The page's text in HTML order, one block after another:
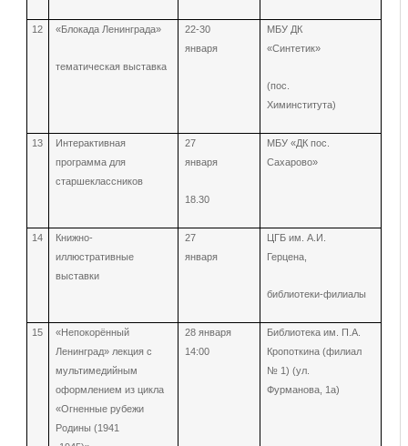
12 «Блокада Ленинграда»
тематическая выставка
22-30
января
МБУ ДК
«Синтетик»
(пос.
Химинститута)
13
Интерактивная
программа для
старшеклассников
27
января
18.30
МБУ «ДК пос.
Сахарово»
14
Книжно-
иллюстративные
выставки
27
января
ЦГБ им. А.И.
Герцена,
библиотеки-филиалы
15
«Непокорённый
Ленинград» лекция с
мультимедийным
оформлением из цикла
«Огненные рубежи
Родины (1941
28 января
14:00
Библиотека им. П.А.
Кропоткина (филиал
№ 1) (ул.
Фурманова, 1а)